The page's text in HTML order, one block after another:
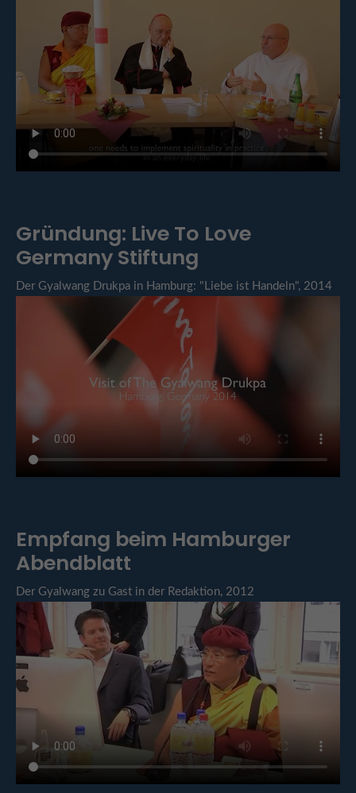
Gründung: Live To Love
Germany Stiftung
Der Gyalwang Drukpa in Hamburg: "Liebe ist Handeln", 2014
Empfang beim Hamburger
Abendblatt
Der Gyalwang zu Gast in der Redaktion, 2012